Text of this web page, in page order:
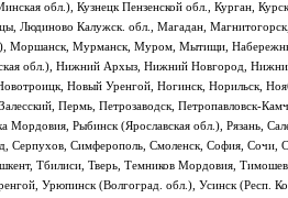
обл.), Кузнецк Пензенской обл., Курган,
Людиново Калужск. обл., Магадан,
Мурманск, Муром, Мытищи,
обл.), Нижний Архыз, Нижний Новгород,
Новый Уренгой, Ногинск, Норильск,
Пермь, Петрозаводск, Петропавловск-
Рыбинск (Ярославская обл.), Рязань,
Серпухов, Симферополь, Смоленск, София,
Тбилиси, Тверь, Темников Мордовия,
Урюпинск (Волгоград. обл.), Усинск (Респ.